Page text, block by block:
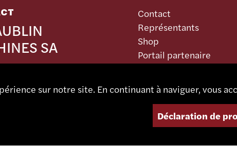
SA
1
Contact
Représentants
Shop
Portail partenaire
sur notre site. En continuant à naviguer, vous
Déclaration de